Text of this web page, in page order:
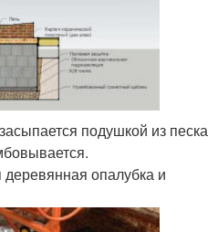
подушкой из песка
опалубка и